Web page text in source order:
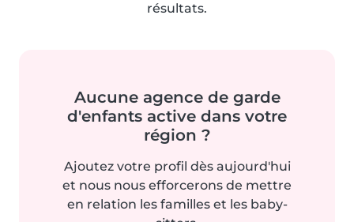
résultats.
Aucune agence de garde
d'enfants active dans votre
région ?
Ajoutez votre profil dès aujourd'hui
et nous nous efforcerons de mettre
en relation les familles et les baby-